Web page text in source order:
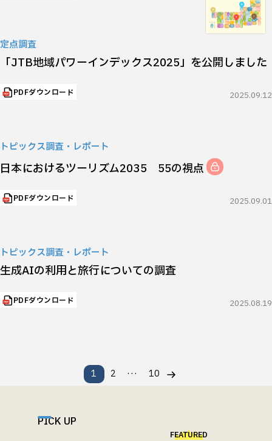
定点調査
「JTB地域パワーインデックス2025」を公開しました
PDFダウンロード 2025.09.12
トピックス調査・レポート
日本におけるツーリズム2035 55の視点
PDFダウンロード 2025.09.01
トピックス調査・レポート
生成AIの利用と旅行についての調査
PDFダウンロード 2025.08.19
1 2 … 10
PICK UP
FEATURED